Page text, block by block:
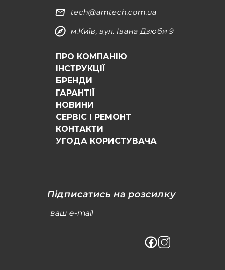
tech@amtech.com.ua
м.Київ, вул. Івана Дзюби 9
ПРО КОМПАНІЮ
ІНСТРУКЦІЇ
БРЕНДИ
ГАРАНТІЇ
НОВИНИ
СЕРВІС І РЕМОНТ
КОНТАКТИ
УГОДА КОРИСТУВАЧА
Підписатись на розсилку
ваш e-mail